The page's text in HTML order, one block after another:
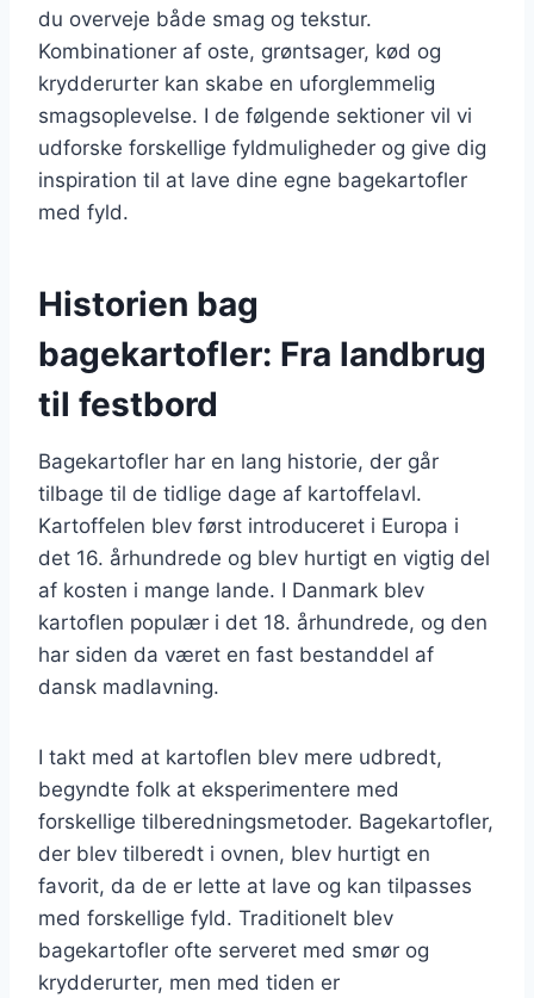
du overveje både smag og tekstur.
Kombinationer af oste, grøntsager, kød og
krydderurter kan skabe en uforglemmelig
smagsoplevelse. I de følgende sektioner vil vi
udforske forskellige fyldmuligheder og give dig
inspiration til at lave dine egne bagekartofler
med fyld.
Historien bag
bagekartofler: Fra landbrug
til festbord
Bagekartofler har en lang historie, der går
tilbage til de tidlige dage af kartoffelavl.
Kartoffelen blev først introduceret i Europa i
det 16. århundrede og blev hurtigt en vigtig del
af kosten i mange lande. I Danmark blev
kartoflen populær i det 18. århundrede, og den
har siden da været en fast bestanddel af
dansk madlavning.
I takt med at kartoflen blev mere udbredt,
begyndte folk at eksperimentere med
forskellige tilberedningsmetoder. Bagekartofler,
der blev tilberedt i ovnen, blev hurtigt en
favorit, da de er lette at lave og kan tilpasses
med forskellige fyld. Traditionelt blev
bagekartofler ofte serveret med smør og
krydderurter, men med tiden er